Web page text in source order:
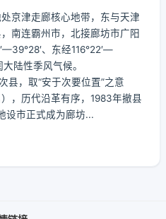
京津走廊核心地带，东与天津
南连霸州市，北接廊坊市广阳
、东经116°22′—
陆性季风气候。
县，取“安于次要位置”之意
，历代沿革有序，1983年撤县
设市正式成为廊坊...